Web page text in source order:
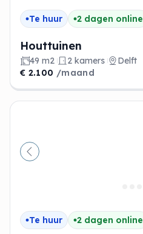
Te huur 2 dagen online
Houttuinen
49 m2 2 kamers
Delft
€ 2.100 /maand
Vorige
Te huur 2 dagen online